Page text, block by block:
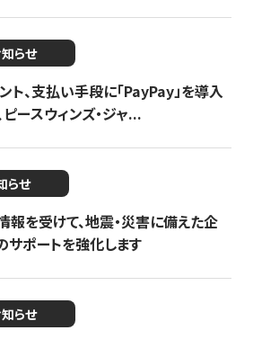
らせ
、支払い手段に「PayPay」を導入
ースウィンズ・ジャ...
らせ
を受けて、地震・災害に備えた企
サポートを強化します
らせ